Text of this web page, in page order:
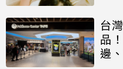
台
品
邊